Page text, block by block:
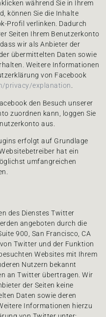
während Sie in Ihrem
können Sie die Inhalte
Profil verlinken. Dadurch
Seiten Ihrem Benutzerkonto
wir als Anbieter der
übermittelten Daten sowie
Weitere Informationen
von Facebook
privacy/explanation
den Besuch unserer
zuordnen kann, loggen Sie
aus.
erfolgt auf Grundlage
hat ein
umfangreichen
des Dienstes Twitter
angeboten durch die
900, San Francisco, CA
Twitter und der Funktion
Websites mit Ihrem
Nutzern bekannt
an Twitter übertragen. Wir
der Seiten keine
Daten sowie deren
Informationen hierzu